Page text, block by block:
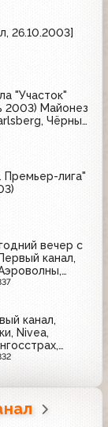
26.10.2003]
"Участок"
2003) Майонез
Чёрный
Kitekat,
лига"
вечер с
канал,
канал,
Nivea,
Фабрика